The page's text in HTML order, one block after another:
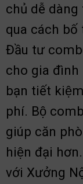
chủ dễ
qua cách bố
Đầu tư
cho gia đình
bạn tiết
phí. Bộ
giúp căn
hiện đại
với Xưởng